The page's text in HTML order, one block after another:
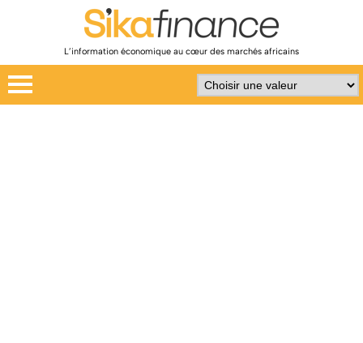
L’information économique au cœur des marchés africains